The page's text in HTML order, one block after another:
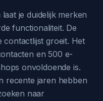
je duidelijk merken
functionaliteit. De
contactlijst groeit. Het
en 500 e-
onvoldoende is.
recente jaren hebben
naar